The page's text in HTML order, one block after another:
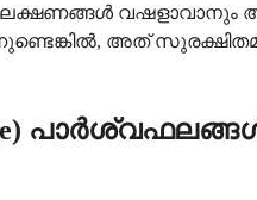
ലക്ഷണങ്ങൾ
അത്